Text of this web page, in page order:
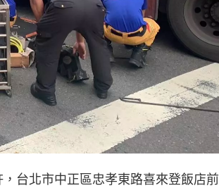
台北市中正區忠孝東路喜來登飯店前